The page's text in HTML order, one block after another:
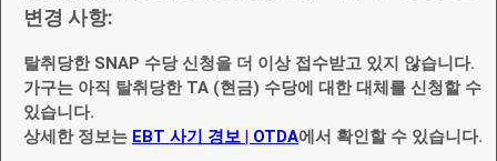
변경 사항:
탈취당한 SNAP 수당 신청을 더 이상 접수받고 있지 않습니다.
가구는 아직 탈취당한 TA (현금) 수당에 대한 대체를 신청할 수
있습니다.
상세한 정보는 EBT 사기 경보 | OTDA에서 확인할 수 있습니다.